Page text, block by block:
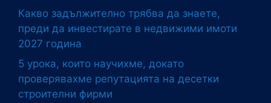
Какво задължително трябва да знаете,
преди да инвестирате в недвижими имоти
2027 година
5 урока, които научихме, докато
проверявахме репутацията на десетки
строителни фирми